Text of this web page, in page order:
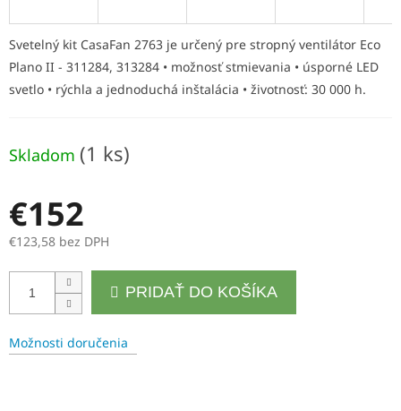
M
O
€152
€123,58 bez DPH
Jednotková
cena:
Skladom (1 ks)
Možnosti doručenia
PRIDAŤ DO KOŠÍKA
Svetelný kit CasaFan 2763 je určený pre stropný ventilátor Eco
Plano II - 311284, 313284 • možnosť stmievania • úsporné LED
svetlo • rýchla a jednoduchá inštalácia • životnosť: 30 000 h.